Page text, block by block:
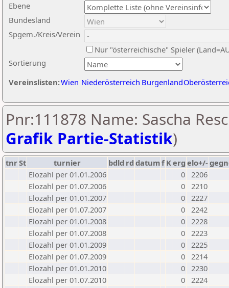
Ebene
Sortierung
Bundesland
Spgem./Kreis/Verein
Nur "österreichische" Spieler
Vereinslisten:Wien Niederösterreich Burgenland
Pnr:111878 Name: Sascha
Grafik Partie-Statistik)
tnrSt turnier bdld rd datumf Kerg elo+/-
Elozahl per 01.01.2006
0 2206
Elozahl per 01.07.2006
0 2210
Elozahl per 01.01.2007
0 2227
Elozahl per 01.07.2007
0 2242
Elozahl per 01.01.2008
0 2228
Elozahl per 01.07.2008
0 2223
Elozahl per 01.01.2009
0 2225
Elozahl per 01.07.2009
0 2214
Elozahl per 01.01.2010
0 2230
Elozahl per 01.07.2010
0 2224